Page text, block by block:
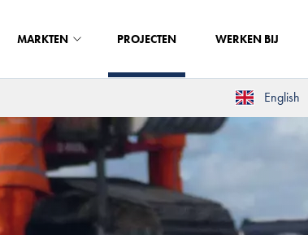
MARKTEN PROJECTEN WERKEN BIJ
English